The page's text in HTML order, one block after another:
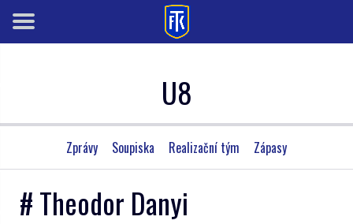
U8
Zprávy Soupiska Realizační tým Zápasy
# Theodor Danyi